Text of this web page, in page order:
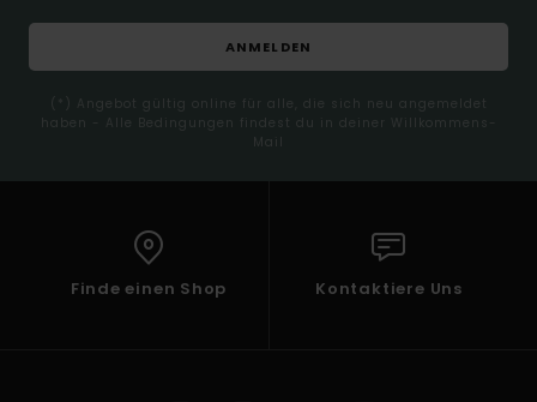
ANMELDEN
(*) Angebot gültig online für alle, die sich neu angemeldet
haben - Alle Bedingungen findest du in deiner Willkommens-
Mail
Finde einen Shop Kontaktiere Uns